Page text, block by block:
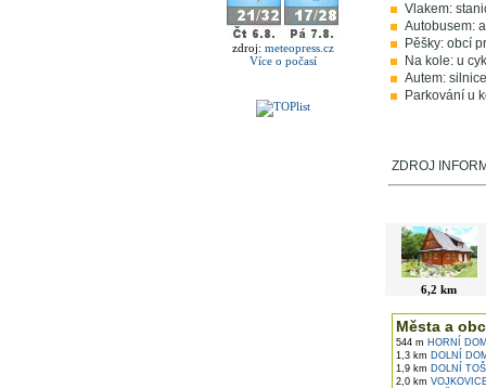
zdroj: meteopress.cz
Více o počasí
Vlakem:
Autobusem:
Pěšky: obcí
Na kole: u
Autem:
Parkování u
ZDROJ
6,2 km
Města a
544 m HORNÍ
1,3 km DOLNÍ
1,9 km DOLNÍ
2,0 km